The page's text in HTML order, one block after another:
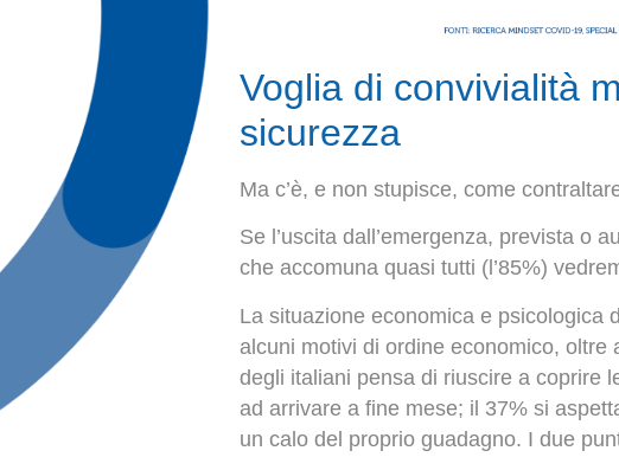
Voglia di convivialità
sicurezza
Ma c’è, e non stupisce, come
Se l’uscita dall’emergenza, prevista o
che accomuna quasi tutti (l’85%)
La situazione economica e psicologica
alcuni motivi di ordine economico, oltre
degli italiani pensa di riuscire a coprire
ad arrivare a fine mese; il 37% si
un calo del proprio guadagno. I due